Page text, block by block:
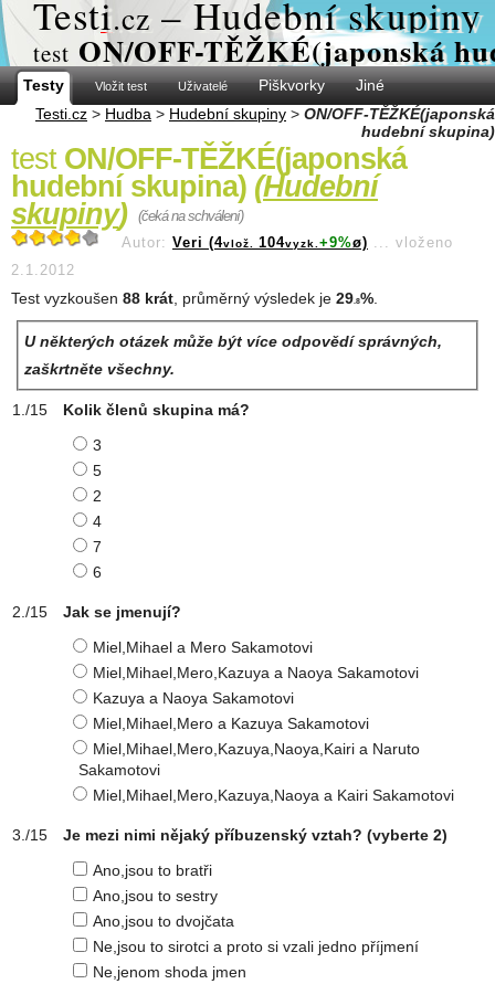
Testi.cz – Hudební skupiny
test ON/OFF-TĚŽKÉ(japonská
Testy Vložit test Uživatelé Piškvorky
Jiné
Testi.cz > Hudba > Hudební skupiny > ON/OFF-TĚŽKÉ(japonská
hudební skupina)
test ON/OFF-TĚŽKÉ(japonská
hudební skupina) (Hudební
skupiny) (čeká na schválení)
Autor: Veri (4vlož. 104vyzk.+9%ø) ... vloženo
2.1.2012
Test vyzkoušen 88 krát, průměrný výsledek je 29.8%.
U některých otázek může být více odpovědí správných,
zaškrtněte všechny.
Kolik členů skupina má?
3
5
2
4
7
6
Jak se jmenují?
Miel,Mihael a Mero Sakamotovi
Miel,Mihael,Mero,Kazuya a Naoya Sakamotovi
Kazuya a Naoya Sakamotovi
Miel,Mihael,Mero a Kazuya Sakamotovi
Miel,Mihael,Mero,Kazuya,Naoya,Kairi a Naruto
Sakamotovi
Miel,Mihael,Mero,Kazuya,Naoya a Kairi Sakamotovi
Je mezi nimi nějaký příbuzenský vztah? (vyberte 2)
Ano,jsou to bratři
Ano,jsou to sestry
Ano,jsou to dvojčata
Ne,jsou to sirotci a proto si vzali jedno příjmení
Ne,jenom shoda jmen